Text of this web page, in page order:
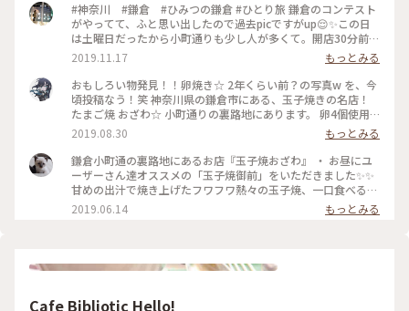
#神奈川 #鎌倉 #ひみつの鎌倉 #ひとり旅 鎌倉のコンテスト
がやってて、ふと思い出したので過去picですがup😌✨この日
は土曜日だったから小町通りも少し人が多くて。開店30分前に
並び始めて、既に前に10人ほどいましたよ〜。運良く1巡目で
入れたので、玉子焼きを注文😎なんともいえない甘さと出汁の
お味と、、、とりあえず美味😂笑！また機会があれば行きたい
なあ。
2019.11.17
もっとみる
おもしろい物発見！！卵焼き☆ 2年くらい前？の写真w を、今
頃投稿なう！笑 神奈川県の鎌倉市にある、玉子焼きの名店！
たまご焼 おざわ☆ 小町通りの裏路地にあります。 卵4個使用
で、砂糖醤油の風味の後に、出汁の風味と旨みが来る感じでし
た！ 口当たりは柔らでした！ 記憶でわ… 開店の11時半前に行
ったのに、長者の列で30分以上待った記憶が… 懐かし～ ま
た、食べに行きたいな～ #神奈川 #鎌倉 #玉子焼き #おざわ #御
膳 #名店 #小町通り #裏 #過去
2019.08.30
もっとみる
鎌倉小町通の裏路地にあるお店『玉子焼おざわ』 ・ お昼にユ
ーザーさん達オススメの「玉子焼御前」をいただきました✨✨
甘めの出汁で焼き上げたフワフワ熱々の玉子焼、一口食べると
旨味がジュワーッと広がります😆 この味は絶対家で再現でき
ない美味しさです🌟 ・ ちなみに、ご飯の上の昆布もいいお
倉 #小町通り
2019.06.14 もっとみる
Cafe Bibliotic Hello!